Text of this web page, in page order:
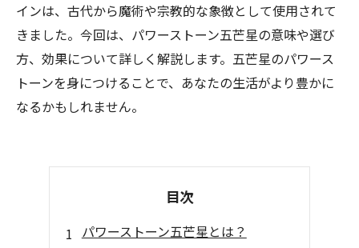
インは、古代から魔術や宗教的な象徴として使用されて
きました。今回は、パワーストーン五芒星の意味や選び
方、効果について詳しく解説します。五芒星のパワース
トーンを身につけることで、あなたの生活がより豊かに
なるかもしれません。
目次
パワーストーン五芒星とは？